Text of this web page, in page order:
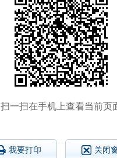
扫一扫在手机上查看当前页
我要打印 关闭